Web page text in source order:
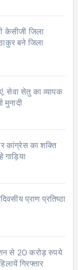
केसीजी जिला
बने जिला
सेवा सेतु का व्यापक
मुनादी
कांग्रेस का शक्ति
प्राण प्रतिष्ठा
से 20 करोड़ रुपये
गिरफ्तार